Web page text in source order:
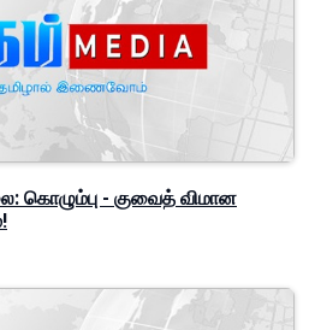
கொழும்பு - குவைத் விமான